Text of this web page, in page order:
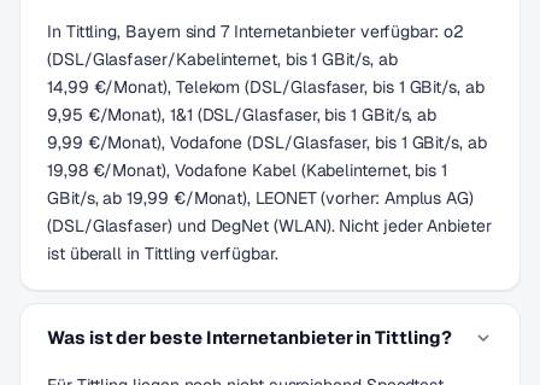
In Tittling, Bayern sind 7 Internetanbieter verfügbar: o2
(DSL/Glasfaser/Kabelinternet, bis 1 GBit/s, ab
14,99 €/Monat), Telekom (DSL/Glasfaser, bis 1 GBit/s, ab
9,95 €/Monat), 1&1 (DSL/Glasfaser, bis 1 GBit/s, ab
9,99 €/Monat), Vodafone (DSL/Glasfaser, bis 1 GBit/s, ab
19,98 €/Monat), Vodafone Kabel (Kabelinternet, bis 1
GBit/s, ab 19,99 €/Monat), LEONET (vorher: Amplus AG)
(DSL/Glasfaser) und DegNet (WLAN). Nicht jeder Anbieter
ist überall in Tittling verfügbar.
Was ist der beste Internetanbieter in Tittling?